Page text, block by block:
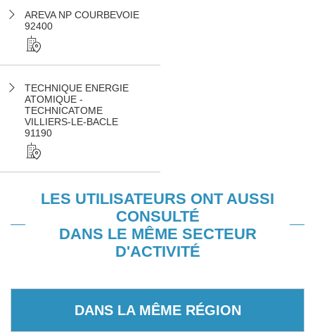
AREVA NP COURBEVOIE
92400
TECHNIQUE ENERGIE
ATOMIQUE -
TECHNICATOME
VILLIERS-LE-BACLE
91190
LES UTILISATEURS ONT AUSSI
CONSULTÉ
DANS LE MÊME SECTEUR
D'ACTIVITÉ
DANS LA MÊME RÉGION